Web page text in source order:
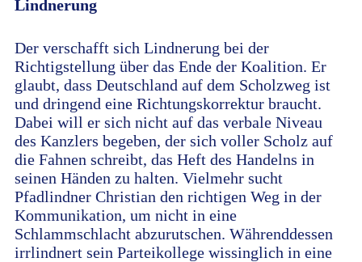
Lindnerung
Der verschafft sich Lindnerung bei der
Richtigstellung über das Ende der Koalition. Er
glaubt, dass Deutschland auf dem Scholzweg ist
und dringend eine Richtungskorrektur braucht.
Dabei will er sich nicht auf das verbale Niveau
des Kanzlers begeben, der sich voller Scholz auf
die Fahnen schreibt, das Heft des Handelns in
seinen Händen zu halten. Vielmehr sucht
Pfadlindner Christian den richtigen Weg in der
Kommunikation, um nicht in eine
Schlammschlacht abzurutschen. Währenddessen
irrlindnert sein Parteikollege wissinglich in eine